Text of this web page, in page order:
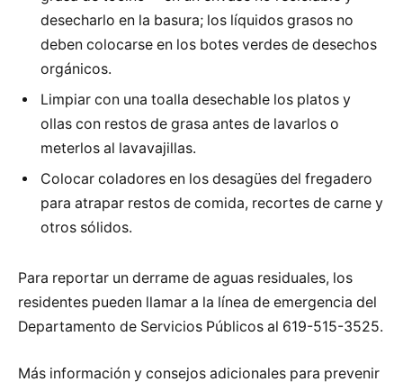
desecharlo en la basura; los líquidos grasos no
deben colocarse en los botes verdes de desechos
orgánicos.
Limpiar con una toalla desechable los platos y
ollas con restos de grasa antes de lavarlos o
meterlos al lavavajillas.
Colocar coladores en los desagües del fregadero
para atrapar restos de comida, recortes de carne y
otros sólidos.
Para reportar un derrame de aguas residuales, los
residentes pueden llamar a la línea de emergencia del
Departamento de Servicios Públicos al 619-515-3525.
Más información y consejos adicionales para prevenir